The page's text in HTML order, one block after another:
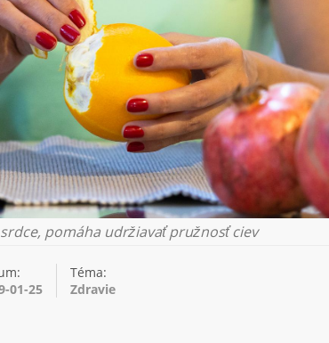
pomáha udržiavať pružnosť ciev
01-25
Téma:
Zdravie